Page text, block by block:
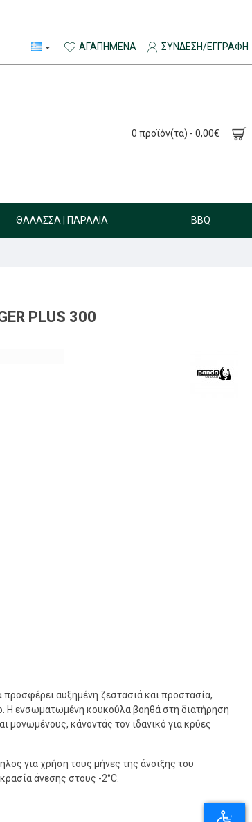
ΑΓΑΠΗΜΈΝΑ ΣΎΝΔΕΣΗ/ΕΓΓΡΑΦΉ
0 προϊόν(τα) - 0,00€
ΘΆΛΑΣΣΑ | ΠΑΡΑΛΊΑ BBQ
PLUS 300
προσφέρει αυξημένη ζεστασιά και προστασία,
Η ενσωματωμένη κουκούλα βοηθά στη διατήρηση
μονωμένους, κάνοντάς τον ιδανικό για κρύες
για χρήση τους μήνες της άνοιξης του
άνεσης στους -2°C.